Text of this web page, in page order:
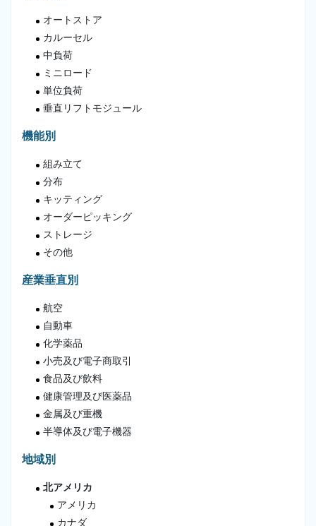
オートストア
カルーセル
中負荷
ミニロード
単位負荷
垂直リフトモジュール
機能別
組み立て
分布
キッティング
オーダーピッキング
ストレージ
その他
産業垂直別
航空
自動車
化学薬品
小売及び電子商取引
食品及び飲料
健康管理及び医薬品
金属及び重機
半導体及び電子機器
地域別
北アメリカ
アメリカ
カナダ